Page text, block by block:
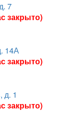
7
закрыто)
14А
закрыто)
д. 1
закрыто)